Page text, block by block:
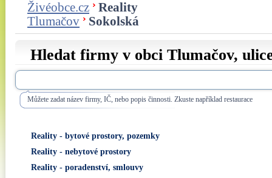
Živéobce.cz
Reality
Tlumačov
Sokolská
Hledat firmy v obci Tlumačov,
Můžete zadat název firmy, IČ, nebo popis činnosti. Zkuste například restaurace
Reality - bytové prostory, pozemky
Reality - nebytové prostory
Reality - poradenství, smlouvy